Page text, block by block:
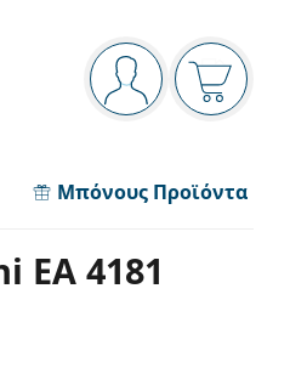
Πίνακας πλοήγησης
Είστε
Το
Μπόνους Προϊόντα
EA 4181